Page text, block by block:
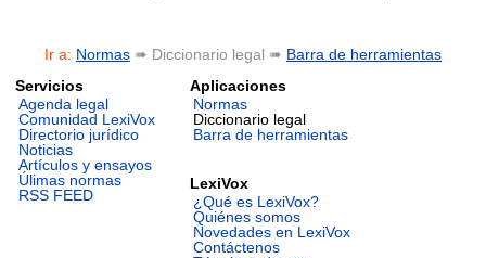
Ir a: Normas ➠ Diccionario legal ➠ Barra de herramientas
Servicios
Agenda legal
Comunidad LexiVox
Directorio jurídico
Noticias
Artículos y ensayos
Úlimas normas
RSS FEED
Aplicaciones
Normas
Diccionario legal
Barra de herramientas
LexiVox
¿Qué es LexiVox?
Quiénes somos
Novedades en LexiVox
Contáctenos